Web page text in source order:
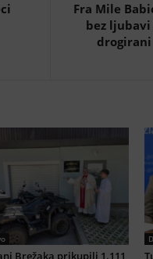
Fra Mile
bez
drogirani
Brežaka prikupili 1.111